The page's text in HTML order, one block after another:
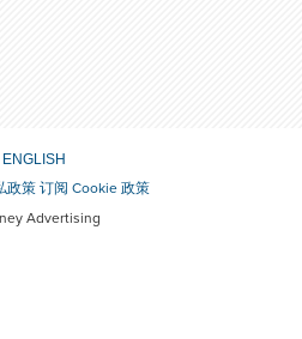
ENGLISH
政策 订阅 Cookie 政策
Advertising